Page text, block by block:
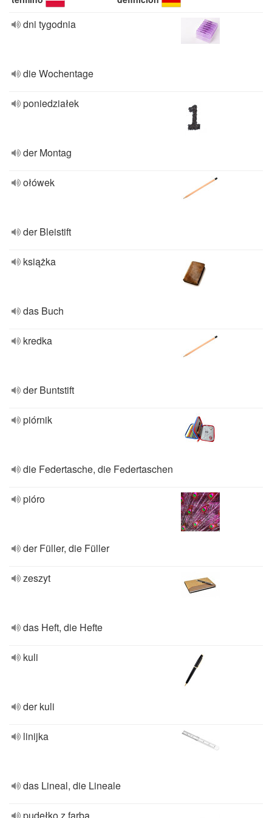
dni tygodnia
die Wochentage
poniedziałek
der Montag
ołówek
der Bleistift
książka
das Buch
kredka
der Buntstift
piórnik
die Federtasche, die Federtaschen
pióro
der Füller, die Füller
zeszyt
das Heft, die Hefte
kuli
der kuli
linijka
das Lineal, die Lineale